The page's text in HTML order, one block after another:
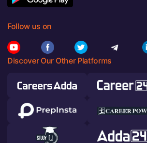
Follow us on
Discover Our Other Platforms